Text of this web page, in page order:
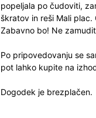
popeljala po čudoviti,
škratov in reši Mali
Zabavno bo! Ne
Po pripovedovanju se
pot lahko kupite na
Dogodek je brezplačen.